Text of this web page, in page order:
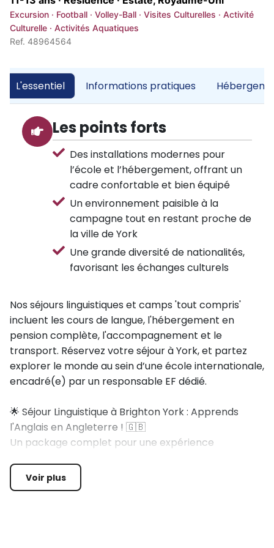
Excursion · Football · Volley-Ball · Visites Culturelles · Activité
Culturelle · Activités Aquatiques
Ref. 48964564
L'essentiel Informations pratiques
Les points forts
Des installations modernes pour
l’école et l’hébergement, offrant un
cadre confortable et bien équipé
Un environnement paisible à la
campagne tout en restant proche de
la ville de York
Une grande diversité de nationalités,
favorisant les échanges culturels
Nos séjours linguistiques et camps 'tout compris'
incluent les cours de langue, l'hébergement en
pension complète, l'accompagnement et le
transport. Réservez votre séjour à York, et partez
explorer le monde au sein d’une école internationale,
encadré(e) par un responsable EF dédié.
🌟 Séjour Linguistique à Brighton York : Apprends
l'Anglais en Angleterre ! 🇬🇧
Un package complet pour une expérience
transferts, repas et hébergement en pension
complète. Tout est compris pour que tu te
Voir plus